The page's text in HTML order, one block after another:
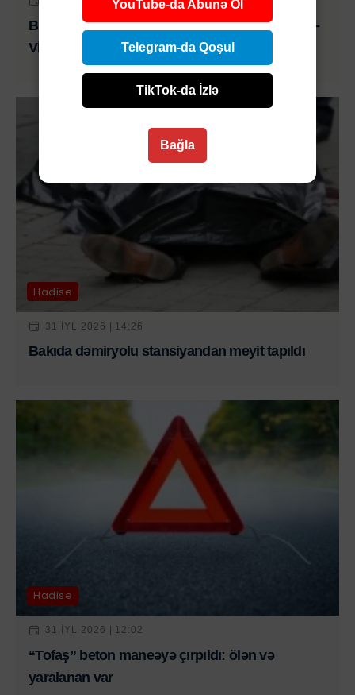
Binəqədidə iri yanğın təhlükəsi sovuşduruldu -
VİDEO
Hadisə
31 IYL 2026 | 14:26
Bakıda dəmiryolu stansiyandan meyit tapıldı
Hadisə
31 IYL 2026 | 12:02
“Tofaş” beton maneəyə çırpıldı: ölən və
yaralanan var
YouTube-da Abunə Ol
Telegram-da Qoşul
TikTok-da İzlə
Bağla